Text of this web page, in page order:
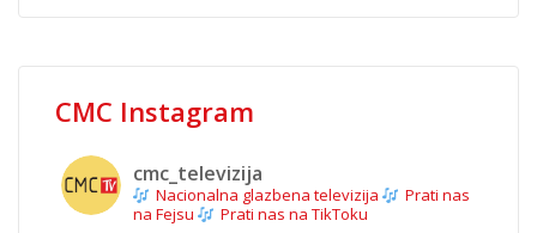
CMC Instagram
cmc_televizija
Nacionalna glazbena televizija
Prati nas
na Fejsu
Prati nas na TikToku